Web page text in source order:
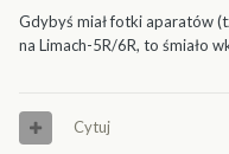
Gdybyś miał fotki aparatów
na Limach-5R/6R, to śmiało
Cytuj